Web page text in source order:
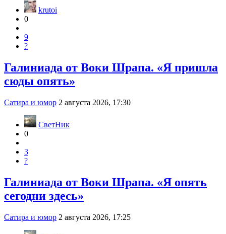
krutoi
0
9
?
Галиниада от Воки Шрапа. «Я пришла
сюды опять»
Сатира и юмор 2 августа 2026, 17:30
СветНик
0
3
?
Галиниада от Воки Шрапа. «Я опять
сегодни здесь»
Сатира и юмор 2 августа 2026, 17:25